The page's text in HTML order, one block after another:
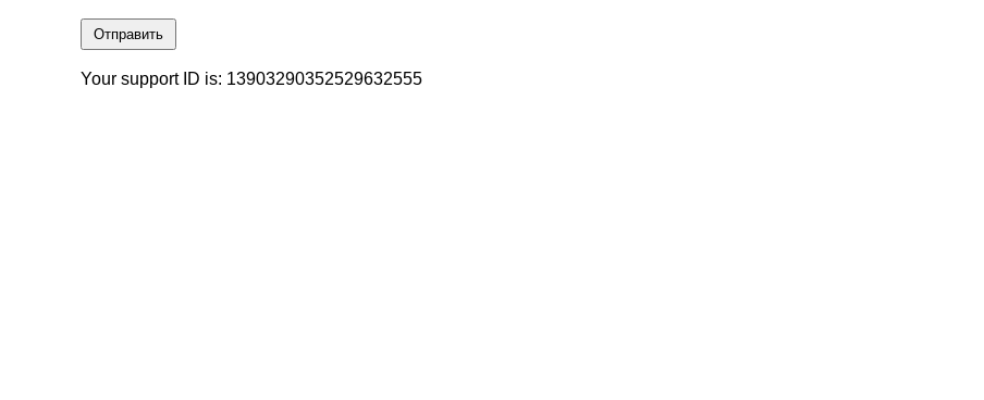
Отправить
Your support ID is: 13903290352529632555